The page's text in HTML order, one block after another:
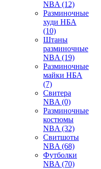
NBA (12)
Разминочные
худи НБА
(10)
Штаны
разминочные
NBA (19)
Разминочные
майки НБА
(7)
Свитера
NBA (0)
Разминочные
костюмы
NBA (32)
Свитшоты
NBA (68)
Футболки
NBA (70)